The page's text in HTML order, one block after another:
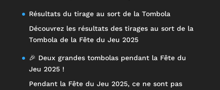
Résultats du tirage au sort de la Tombola
Découvrez les résultats des tirages au sort de la
Tombola de la Fête du Jeu 2025
🎉 Deux grandes tombolas pendant la Fête du
Jeu 2025 !
Pendant la Fête du Jeu 2025, ce ne sont pas